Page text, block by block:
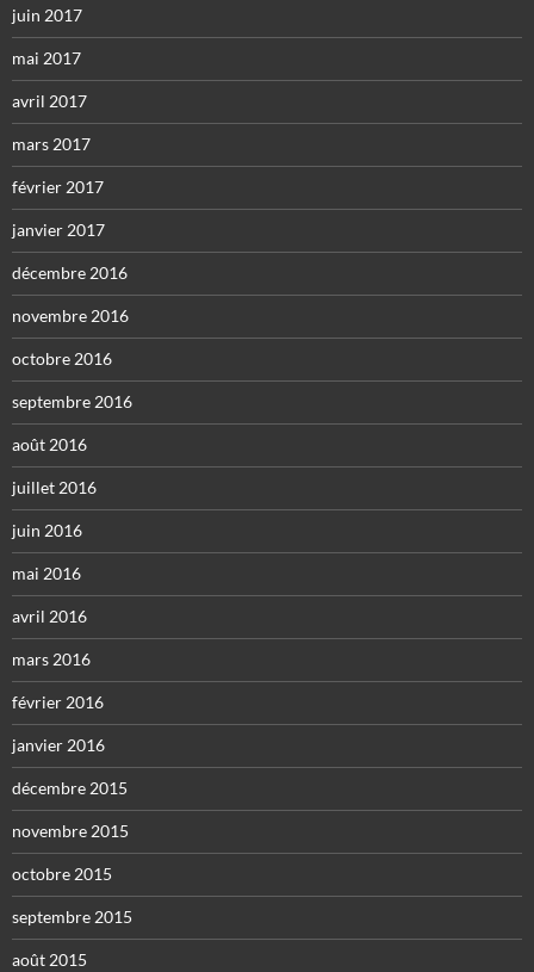
juin 2017
mai 2017
avril 2017
mars 2017
février 2017
janvier 2017
décembre 2016
novembre 2016
octobre 2016
septembre 2016
août 2016
juillet 2016
juin 2016
mai 2016
avril 2016
mars 2016
février 2016
janvier 2016
décembre 2015
novembre 2015
octobre 2015
septembre 2015
août 2015